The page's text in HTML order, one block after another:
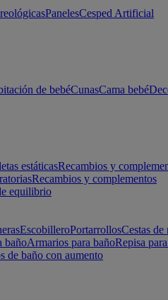
PanelesCesped Artificial
de bebéCunasCama bebé
estáticasRecambios y
Recambios y complementos
equilibrio
EscobilleroPortarrollosCestas de
bañoArmarios para bañoRepisa
de baño con aumento